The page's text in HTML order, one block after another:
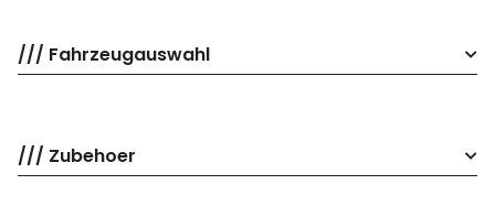
/// Fahrzeugauswahl
/// Zubehoer